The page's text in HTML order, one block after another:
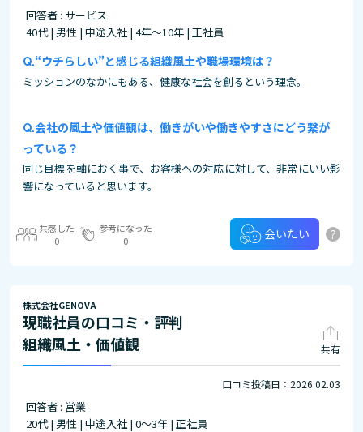
回答者 : サービス
40代 | 男性 | 中途入社 | 4年～10年 | 正社員
“ウチらしい”と感じる組織風土や職場環境は？
ミッションのなかにもある、健康な社会を創るという理念。
会社の風土や価値観は、働きがいや働きやすさにどう繋が
っている？
同じ目標を軸におく事で、お客様への対応に対して、非常にいい影
響になっていると思います。
共感した
0
参考になった
0
会いたい ?
株式会社GENOVA
現職社員の口コミ・評判
組織風土・価値観
共有
口コミ投稿日：2026.02.03
回答者 : 営業
20代 | 男性 | 中途入社 | 0～3年 | 正社員